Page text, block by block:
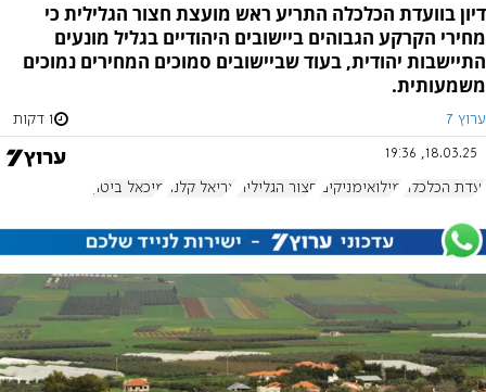
דיון בוועדת הכלכלה התריע ראש מועצת חצור הגלילית כי
מחירי הקרקע הגבוהים ביישובים היהודיים בגליל מונעים
התיישבות יהודית, בעוד שביישובים סמוכים המחירים נמוכים
משמעותית.
ערוץ 7 1 דקות
18.03.25, 19:36
ועדת הכלכלה מילואימניקים חצור הגלילית אריאל קלנר מיכאל ביטון